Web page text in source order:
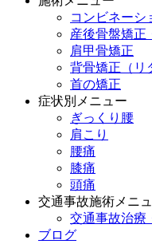
コンビネーシ
産後骨盤矯正
肩甲骨矯正
背骨矯正（リ
首の矯正
症状別メニュー
ぎっくり腰
肩こり
腰痛
膝痛
頭痛
交通事故施術メニ
交通事故治療
ブログ